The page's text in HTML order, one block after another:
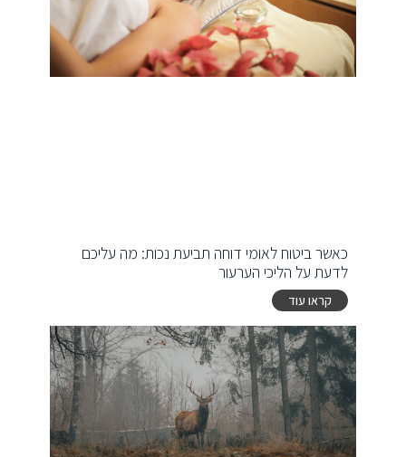
כאשר ביטוח לאומי דוחה תביעת נכות: מה עליכם
לדעת על הליכי הערעור
קראו עוד